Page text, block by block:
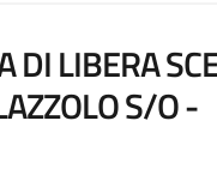
LIBERA
S/O -